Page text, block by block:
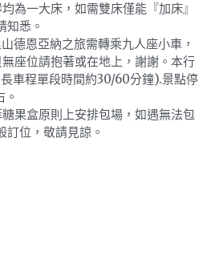
為一大床，如需雙床僅能『加床』
知悉。
德恩亞納之旅需轉乘九人座小車，
座位請抱著或在地上，謝謝。本行
車程單段時間約30/60分鐘).景點停
果盒原則上安排包場，如遇無法包
訂位，敬請見諒。